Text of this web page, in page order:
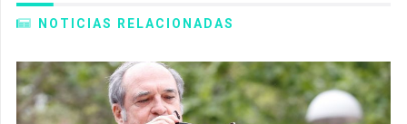
NOTICIAS RELACIONADAS